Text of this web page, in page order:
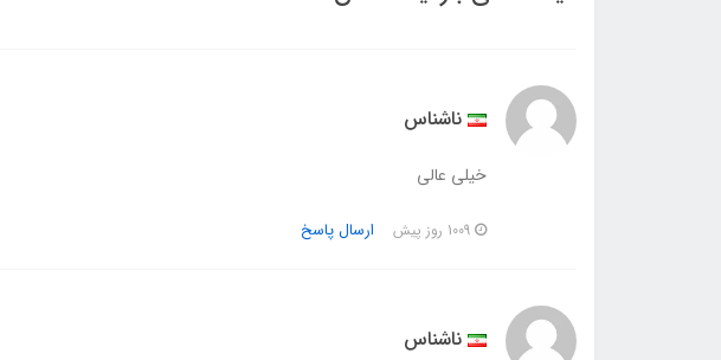
ناشناس
خیلی عالی
ارسال پاسخ
ناشناس